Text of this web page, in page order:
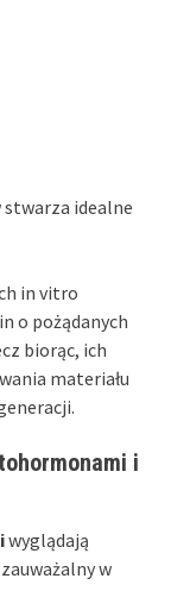
idealne
in vitro
o pożądanych
biorąc, ich
materiału
i
wyglądają
w